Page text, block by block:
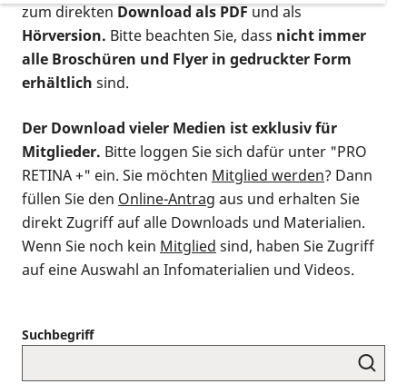
zum direktenDownload als PDFund als
Hörversion. Bitte beachten Sie, dass nicht immer
alle Broschüren und Flyer in gedruckter Form
erhältlich sind.
Der Download vieler Medien ist exklusiv für
Mitglieder. Bitte loggen Sie sich dafür unter "PRO
RETINA +" ein. Sie möchten Mitglied werden? Dann
füllen Sie den Online-Antrag aus und erhalten Sie
direkt Zugriff auf alle Downloads und Materialien.
Wenn Sie noch kein Mitglied sind, haben Sie Zugriff
auf eine Auswahl an Infomaterialien und Videos.
Suchbegriff